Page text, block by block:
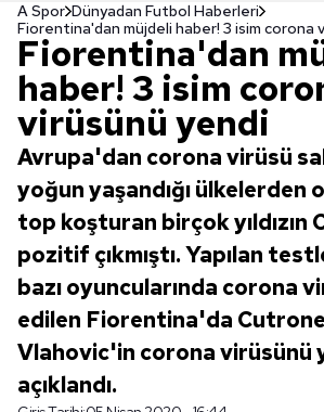
A Spor Dünyadan Futbol Haberleri
Fiorentina'dan müjdeli haber! 3 isim corona
Fiorentina'dan
haber! 3 isim
virüsünü yendi
Avrupa'dan corona virüsü
yoğun yaşandığı ülkelerden
top koşturan birçok yıldızın
pozitif çıkmıştı. Yapılan
bazı oyuncularında corona
edilen Fiorentina'da
Vlahovic'in corona virüsünü
açıklandı.